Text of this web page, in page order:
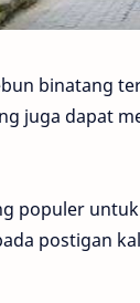
binatang
juga dapat
populer
postigan